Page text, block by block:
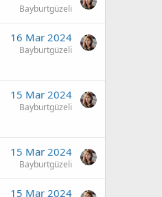
Bayburtgüzeli
16 Mar 2024
Bayburtgüzeli
15 Mar 2024
Bayburtgüzeli
15 Mar 2024
Bayburtgüzeli
15 Mar 2024